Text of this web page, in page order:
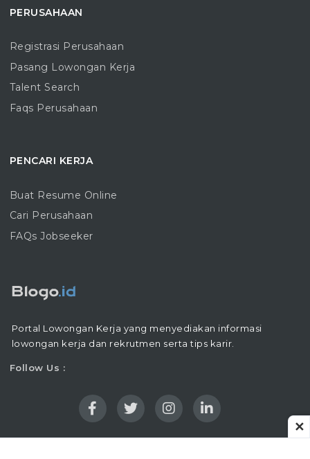
PERUSAHAAN
Registrasi Perusahaan
Pasang Lowongan Kerja
Talent Search
Faqs Perusahaan
PENCARI KERJA
Buat Resume Online
Cari Perusahaan
FAQs Jobseeker
Portal Lowongan Kerja yang menyediakan informasi
lowongan kerja dan rekrutmen serta tips karir.
Follow Us :
✕